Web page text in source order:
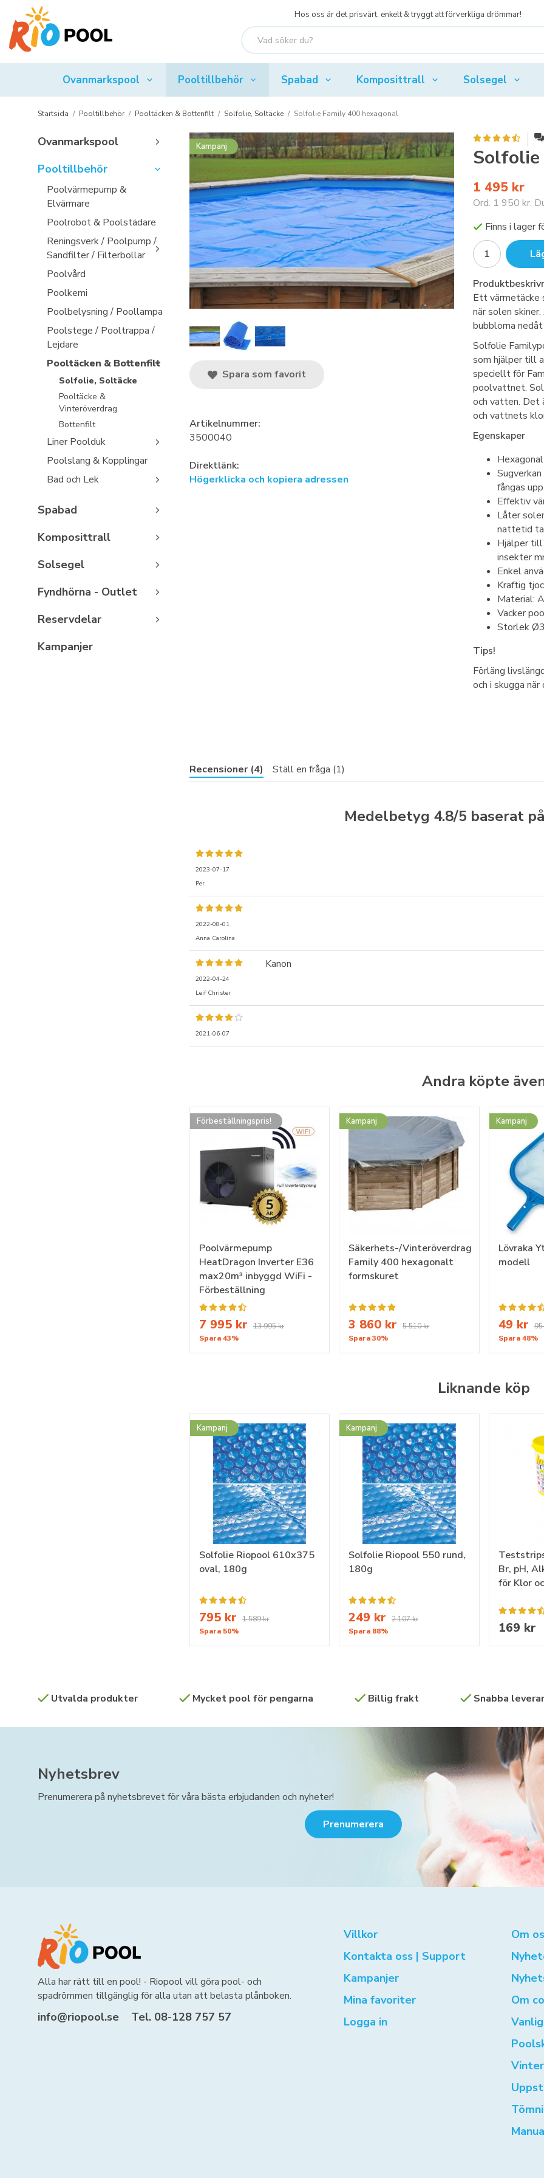
Hos oss är det prisvärt, enkelt & tryggt att förverkliga drömmar!
Ovanmarkspool Pooltillbehör Spabad Komposittrall Solsegel
Startsida / Pooltillbehör / Pooltäcken & Bottenfilt / Solfolie, Soltäcke / Solfolie Family 400 hexagonal
Ovanmarkspool
Pooltillbehör
Poolvärmepump &
Elvärmare
Poolrobot & Poolstädare
Reningsverk / Poolpump /
Sandfilter / Filterbollar
Poolvård
Poolkemi
Poolbelysning / Poollampa
Poolstege / Pooltrappa /
Lejdare
Pooltäcken & Bottenfilt
Solfolie, Soltäcke
Pooltäcke &
Vinteröverdrag
Bottenfilt
Liner Poolduk
Poolslang & Kopplingar
Bad och Lek
Spabad
Komposittrall
Solsegel
Fyndhörna - Outlet
Reservdelar
Kampanjer
Kampanj Solfolie
1 495 kr
Ord. 1 950 kr.
Finns i lager
Ett värmetäcke
när solen
bubblorna
Solfolie
som hjälper till
speciellt för
poolvattnet.
och vatten. Det
och vattnets
Egenskaper
fångas
Effektiv
Låter
nattetid
Hjälper
insekter
Enkel
Kraftig
Material:
Vacker
Storlek
Tips!
Förläng
och i skugga
Spara som favorit
Artikelnummer:
3500040
Direktlänk:
Högerklicka och kopiera adressen
Recensioner (4) Ställ en fråga (1)
Medelbetyg 4.8/5 baserat
2023-07-17
Per
2022-08-01
Anna Carolina
2022-04-24
Leif Christer
Kanon
2021-06-07
Andra köpte
Förbeställningspris!
Poolvärmepump
HeatDragon Inverter E36
max20m³ inbyggd WiFi -
Förbeställning
7 995 kr
13 995 kr
Spara 43%
Kampanj
Säkerhets-/Vinteröverdrag
Family 400 hexagonalt
formskuret
3 860 kr
5 510 kr
Spara 30%
Kampanj
Lövraka
modell
49 kr 95
Spara 48%
Liknande köp
Kampanj
Solfolie Riopool 610x375
oval, 180g
795 kr
1 589 kr
Spara 50%
Kampanj
Solfolie Riopool 550 rund,
180g
249 kr
2 107 kr
Spara 88%
Br, pH,
för Klor
169 kr
Utvalda produkter Mycket pool för pengarna Billig frakt Snabba
Nyhetsbrev
Prenumerera på nyhetsbrevet för våra bästa erbjudanden och nyheter!
Prenumerera
Alla har rätt till en pool! - Riopool vill göra pool- och
spadrömmen tillgänglig för alla utan att belasta plånboken.
info@riopool.se Tel. 08-128 757 57
Villkor
Kontakta oss | Support
Kampanjer
Mina favoriter
Logga in
Om
Om